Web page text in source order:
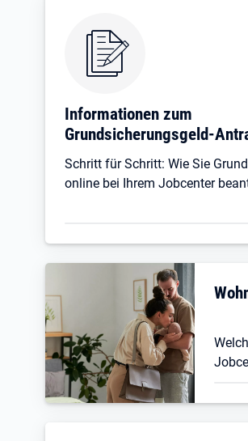
Informationen zum
Grundsicherungsgeld-
Schritt für Schritt: Wie Sie
online bei Ihrem Jobcenter